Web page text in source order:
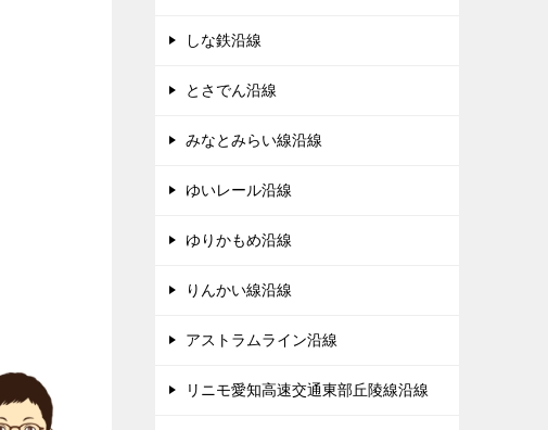
しな鉄沿線
とさでん沿線
みなとみらい線沿線
ゆいレール沿線
ゆりかもめ沿線
りんかい線沿線
アストラムライン沿線
リニモ愛知高速交通東部丘陵線沿線